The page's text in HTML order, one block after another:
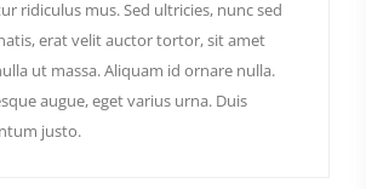
ridiculus mus. Sed ultricies, nunc sed
erat velit auctor tortor, sit amet
ut massa. Aliquam id ornare nulla.
augue, eget varius urna. Duis
justo.